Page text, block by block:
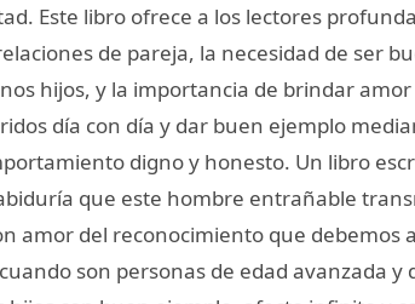
Este libro ofrece a los lectores
de pareja, la necesidad de ser
hijos, y la importancia de brindar
día con día y dar buen ejemplo
digno y honesto. Un libro
que este hombre entrañable
amor del reconocimiento que debemos
son personas de edad avanzada y